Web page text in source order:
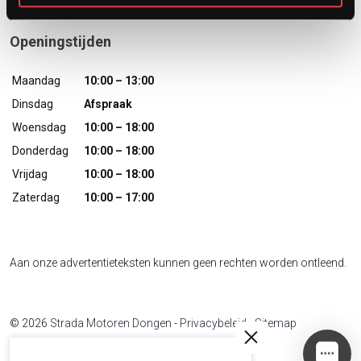
Openingstijden
Maandag
10:00 – 13:00
Dinsdag
Afspraak
Woensdag
10:00 – 18:00
Donderdag
10:00 – 18:00
Vrijdag
10:00 – 18:00
Zaterdag
10:00 – 17:00
Aan onze advertentieteksten kunnen geen rechten worden ontleend.
© 2026 Strada Motoren Dongen - Privacybeleid Sitemap